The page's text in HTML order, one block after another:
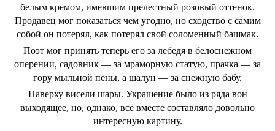
белым кремом, имевшим прелестный розовый оттенок.
Продавец мог показаться чем угодно, но сходство с самим
собой он потерял, как потерял свой соломенный башмак.
Поэт мог принять теперь его за лебедя в белоснежном
оперении, садовник — за мраморную статую, прачка — за
гору мыльной пены, а шалун — за снежную бабу.
Наверху висели шары. Украшение было из ряда вон
выходящее, но, однако, всё вместе составляло довольно
интересную картину.